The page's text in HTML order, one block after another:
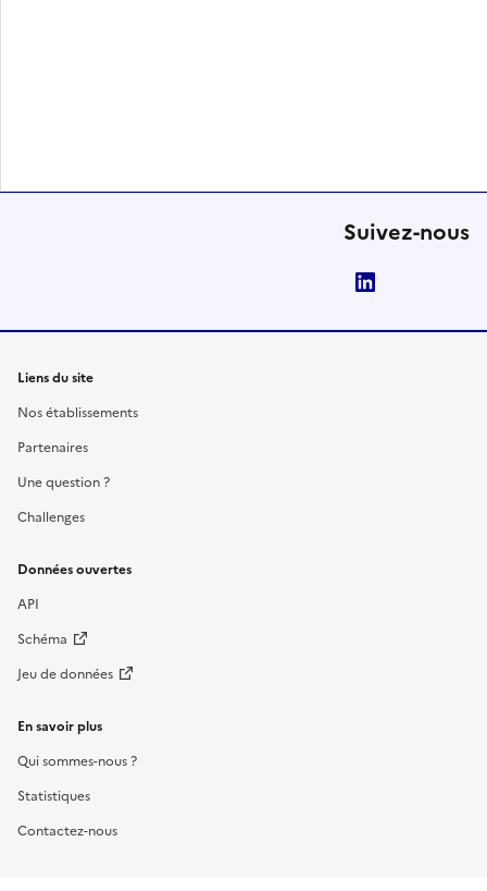
Suivez-nous
Liens du site
Nos établissements
Partenaires
Une question ?
Challenges
Données ouvertes
API
Schéma
Jeu de données
En savoir plus
Qui sommes-nous ?
Statistiques
Contactez-nous